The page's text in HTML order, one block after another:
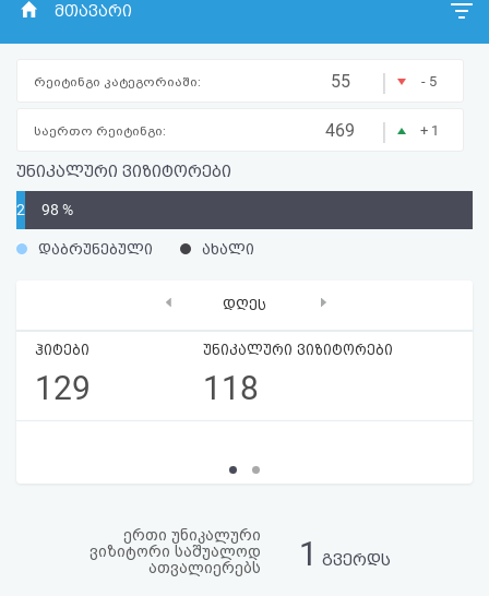
რეგისტრაცია
აღდგენა
HTML
სალიცენზიო
შეთანხმება
მთავარი
რეიტინგი კატეგორიაში: 55 | - 5
საერთო რეიტინგი: 469 | + 1
უნიკალური ვიზიტორები
2
%
98 %
დაბრუნებული ახალი
დღეს
ჰიტები
129
უნიკალური ვიზიტორები
118
‹ ›
ერთი უნიკალური
ვიზიტორი საშუალოდ
ათვალიერებს
1 გვერდს